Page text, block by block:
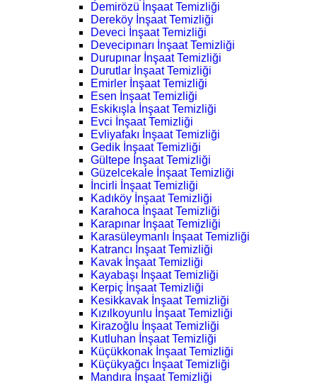
Demirözü İnşaat Temizliği
Dereköy İnşaat Temizliği
Deveci İnşaat Temizliği
Devecipınarı İnşaat Temizliği
Durupınar İnşaat Temizliği
Durutlar İnşaat Temizliği
Emirler İnşaat Temizliği
Esen İnşaat Temizliği
Eskikışla İnşaat Temizliği
Evci İnşaat Temizliği
Evliyafakı İnşaat Temizliği
Gedik İnşaat Temizliği
Gültepe İnşaat Temizliği
Güzelcekale İnşaat Temizliği
İncirli İnşaat Temizliği
Kadıköy İnşaat Temizliği
Karahoca İnşaat Temizliği
Karapınar İnşaat Temizliği
Karasüleymanlı İnşaat Temizliği
Katrancı İnşaat Temizliği
Kavak İnşaat Temizliği
Kayabaşı İnşaat Temizliği
Kerpiç İnşaat Temizliği
Kesikkavak İnşaat Temizliği
Kızılkoyunlu İnşaat Temizliği
Kirazoğlu İnşaat Temizliği
Kutluhan İnşaat Temizliği
Küçükkonak İnşaat Temizliği
Küçükyağcı İnşaat Temizliği
Mandıra İnşaat Temizliği